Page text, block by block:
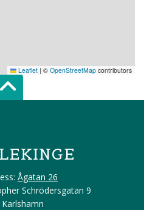
Leaflet | © OpenStreetMap contributors
Scroll top of
Ågatan 26
Schrödersgatan 9